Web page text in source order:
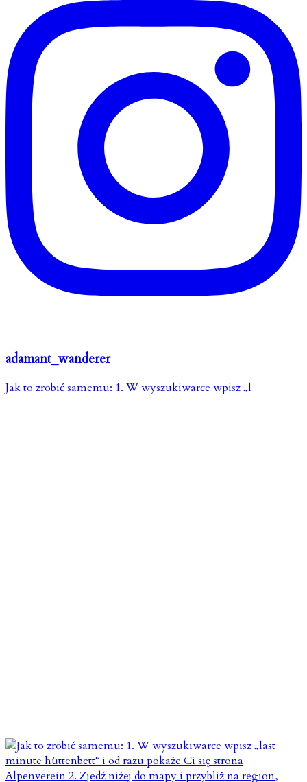
adamant_wanderer
Jak to zrobić samemu: 1. W wyszukiwarce wpisz „l